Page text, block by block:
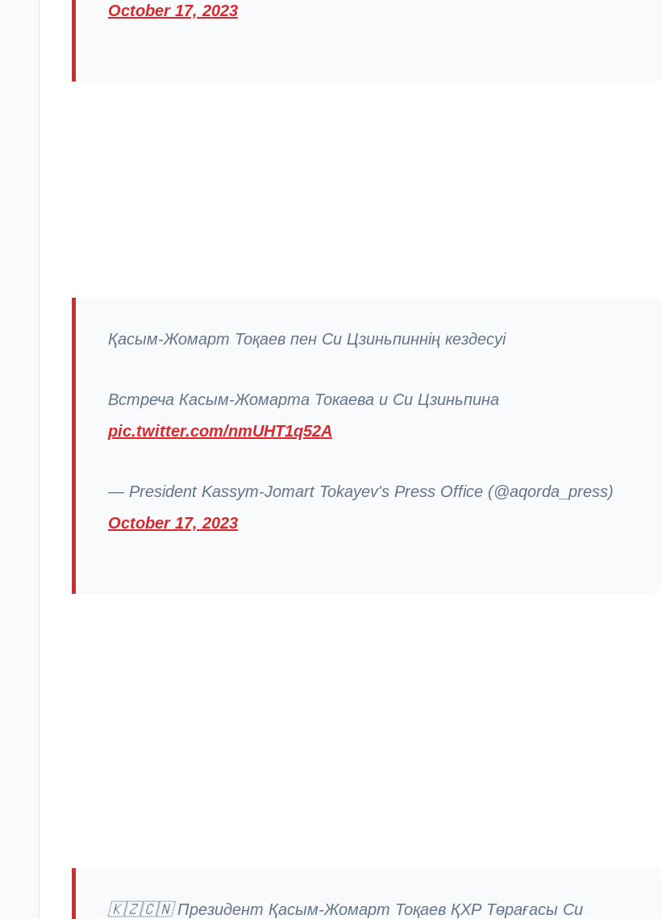
October 17, 2023
Қасым-Жомарт Тоқаев пен Си Цзиньпиннің кездесуі
Встреча Касым-Жомарта Токаева и Си Цзиньпина
pic.twitter.com/nmUHT1q52A
— President Kassym-Jomart Tokayev's Press Office (@aqorda_press)
October 17, 2023
🇰🇿🇨🇳 Президент Қасым-Жомарт Тоқаев ҚХР Төрағасы Си